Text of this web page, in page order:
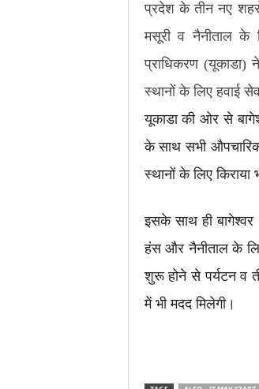
प्रदेश के तीन नए
मसूरी व नैनीताल के
प्राधिकरण (यूकाडा)
स्थानों के लिए हवाई
यूकाडा की ओर से
के साथ सभी
स्थानों के लिए किराया
इसके साथ ही
हंस और नैनीताल के
शुरू होने से पर्यटन व
में भी मदद मिलेगी।